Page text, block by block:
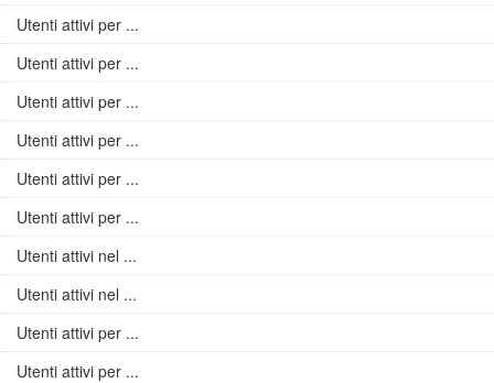
Utenti attivi per ...
Utenti attivi per ...
Utenti attivi per ...
Utenti attivi per ...
Utenti attivi per ...
Utenti attivi per ...
Utenti attivi nel ...
Utenti attivi nel ...
Utenti attivi per ...
Utenti attivi per ...